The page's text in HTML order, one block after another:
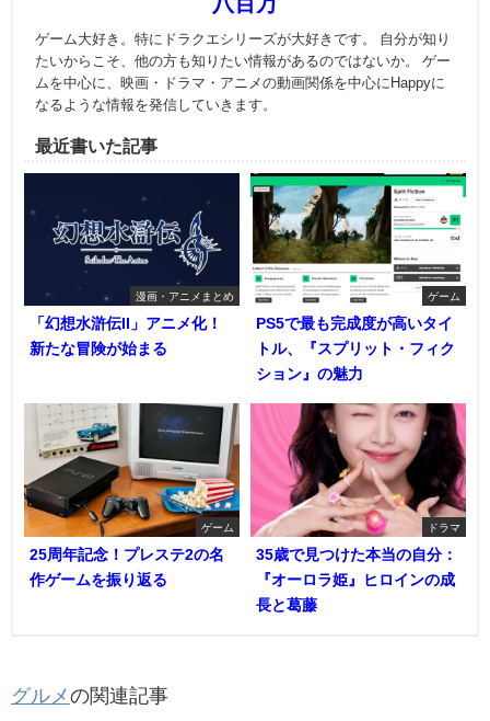
ゲーム大好き。特にドラクエシリーズが大好きです。 自分が知り
たいからこそ、他の方も知りたい情報があるのではないか。 ゲー
ムを中心に、映画・ドラマ・アニメの動画関係を中心にHappyに
なるような情報を発信していきます。
最近書いた記事
漫画・アニメまとめ
「幻想水滸伝II」アニメ化！
新たな冒険が始まる
ゲーム
PS5で最も完成度が高いタイ
トル、『スプリット・フィク
ション』の魅力
ゲーム
25周年記念！プレステ2の名
作ゲームを振り返る
ドラマ
35歳で見つけた本当の自分：
『オーロラ姫』ヒロインの成
長と葛藤
グルメの関連記事